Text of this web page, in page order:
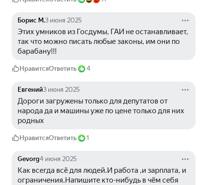
Борис М.3 июня 2025
Этих умников из Госдумы, ГАИ не останавливает,
так что можно писать любые законы, им они по
барабану!!!
НравитсяОтветить 4
Евгений3 июня 2025
Дороги загружены только для депутатов от
народа да и машины уже по цене только для них
родных
НравитсяОтветить 1
Gevorg4 июня 2025
Как всегда всё для людей.И работа ,и зарплата, и
ограничения.Напишите кто-нибудь в чём себя